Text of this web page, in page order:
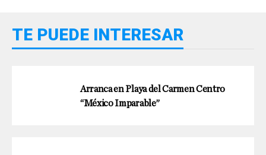
TE PUEDE INTERESAR
Arranca en Playa del Carmen Centro
“México Imparable”